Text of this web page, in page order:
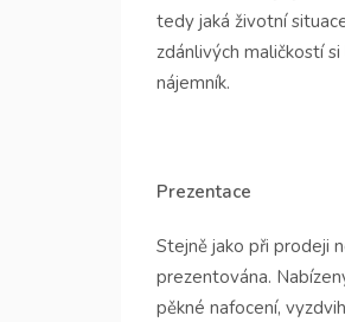
tedy jaká životní
zdánlivých maličkostí
nájemník.
Prezentace
Stejně jako při prodeji
prezentována.
pěkné nafocení,